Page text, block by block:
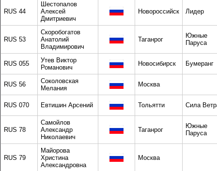
RUS 44
Шестопалов
Алексей
Дмитриевич
Новороссийск Лидер
RUS 53
Скоробогатов
Анатолий
Владимирович
Таганрог
Южные
Паруса
RUS 055
Утев Виктор
Романович
Новосибирск Бумеранг
RUS 56
Соколовская
Мелания
Москва
RUS 070 Евтишин Арсений Тольятти Сила
RUS 78
Самойлов
Александр
Николаевич
Таганрог
Южные
Паруса
RUS 79
Майорова
Христина
Александровна
Москва